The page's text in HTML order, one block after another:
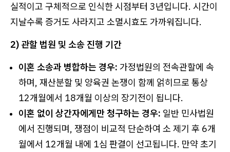
실적이고 구체적으로 인식한 시점부터 3년입니다. 시간이
지날수록 증거도 사라지고 소멸시효도 가까워집니다.
2) 관할 법원 및 소송 진행 기간
이혼 소송과 병합하는 경우: 가정법원의 전속관할에 속
하며, 재산분할 및 양육권 논쟁이 함께 얽히므로 통상
12개월에서 18개월 이상의 장기전이 됩니다.
이혼 없이 상간자에게만 청구하는 경우: 일반 민사법원
에서 진행되며, 쟁점이 비교적 단순하여 소 제기 후 6개
월에서 12개월 내에 1심 판결이 선고됩니다. 만약 초기